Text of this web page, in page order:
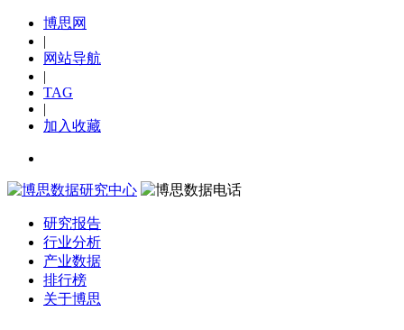
博思网
|
网站导航
|
TAG
|
加入收藏
研究报告
行业分析
产业数据
排行榜
关于博思